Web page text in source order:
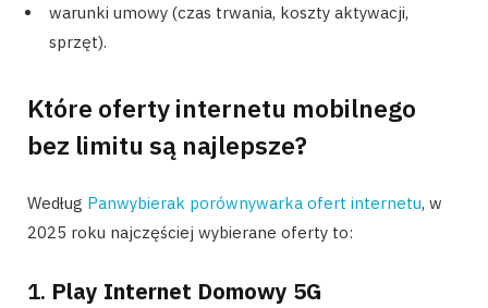
warunki umowy (czas trwania, koszty aktywacji,
sprzęt).
Które oferty internetu mobilnego
bez limitu są najlepsze?
Według Panwybierak porównywarka ofert internetu, w
2025 roku najczęściej wybierane oferty to:
1. Play Internet Domowy 5G